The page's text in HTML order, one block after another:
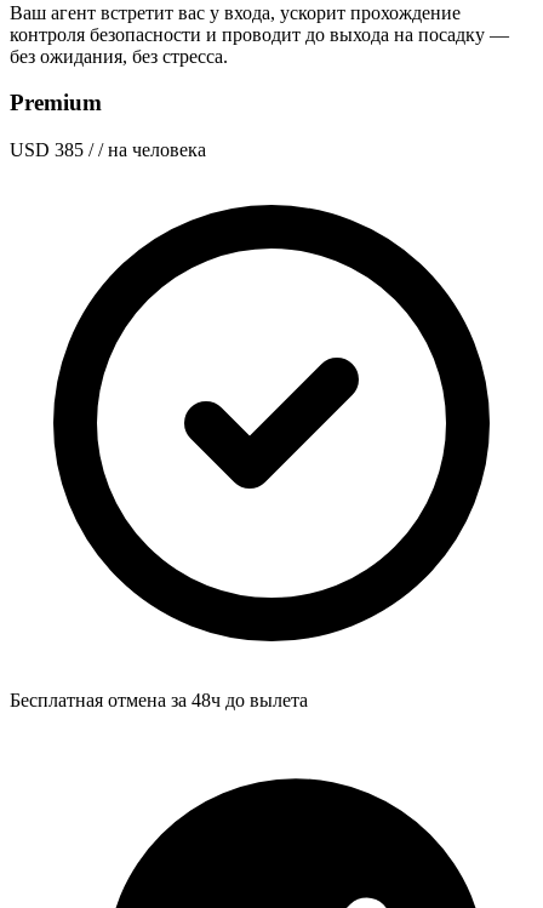
Ваш агент встретит вас у входа, ускорит прохождение
контроля безопасности и проводит до выхода на посадку —
без ожидания, без стресса.
Premium
USD 385 / / на человека
Бесплатная отмена за 48ч до вылета